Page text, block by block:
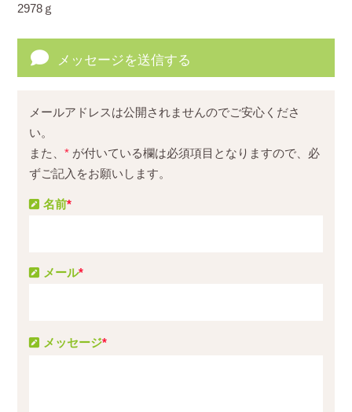
2978ｇ
メッセージを送信する
メールアドレスは公開されませんのでご安心くださ
い。
また、* が付いている欄は必須項目となりますので、必
ずご記入をお願いします。
メッセージ*
名前*
メール*